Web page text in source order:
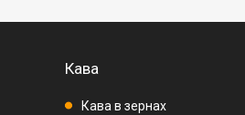
Кава
Кава в зернах